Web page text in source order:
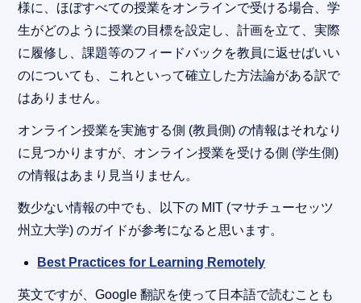
様に、ほぼすべての授業をオンラインで受ける場合、学
生がどのように授業の目標を設定し、計画を立て、実際
に履修し、課題等のフィードバックを教員に返せばいい
のについても、これといって確立した方法論がある訳で
はありません。
オンライン授業を実施する側 (教員側) の情報はそれなり
に見つかりますが、オンライン授業を受ける側 (学生側)
の情報はあまり見当りません。
数少ない情報の中でも、以下の MIT (マサチューセッツ
州立大学) のガイドが参考になると思います。
Best Practices for Learning Remotely
英文ですが、Google 翻訳を使って日本語で読むことも